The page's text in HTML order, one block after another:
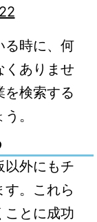
る時に、何
くありませ
を検索する
。
以外にもチ
す。これら
ことに成功